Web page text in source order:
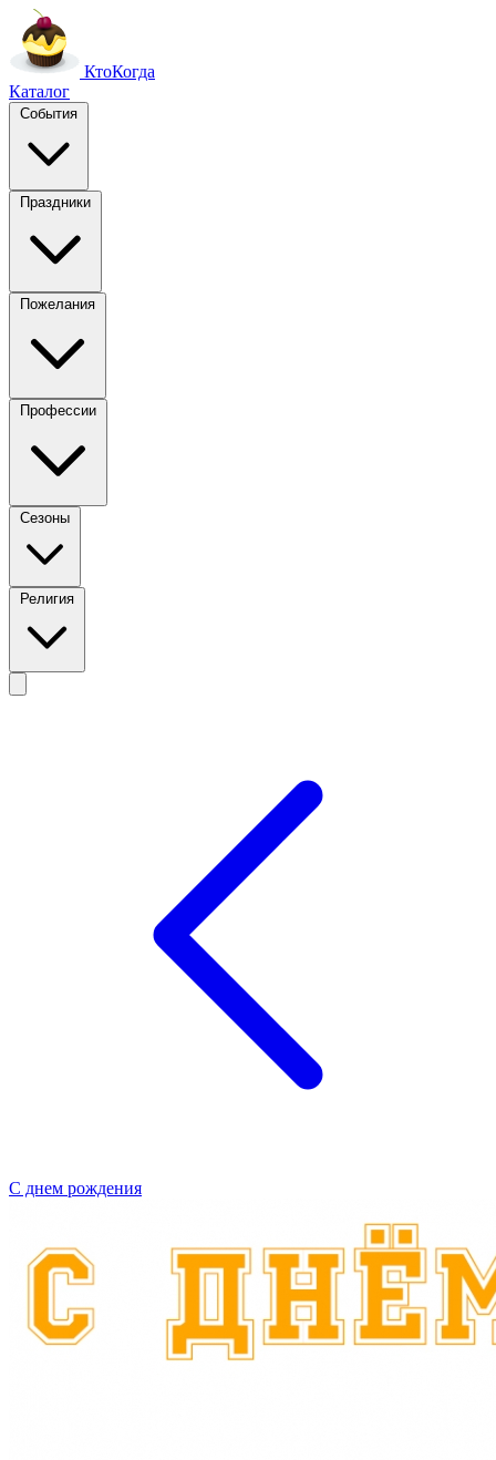
КтоКогда
Каталог
События
Праздники
Пожелания
Профессии
Сезоны
Религия
С днем рождения